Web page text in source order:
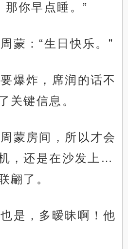
那你早点睡。”
蒙：“生日快乐。”
爆炸，席润的话不
关键信息。
蒙房间，所以才会
，还是在沙发上…
翩了。
是，多暧昧啊！他